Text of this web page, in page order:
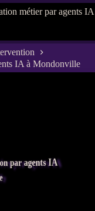
IA à Mondonville
par agents IA